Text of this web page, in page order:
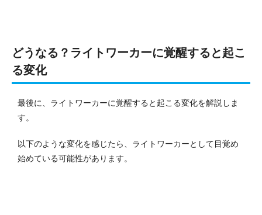
どうなる？ライトワーカーに覚醒すると起こ
る変化
最後に、ライトワーカーに覚醒すると起こる変化を解説しま
す。
以下のような変化を感じたら、ライトワーカーとして目覚め
始めている可能性があります。